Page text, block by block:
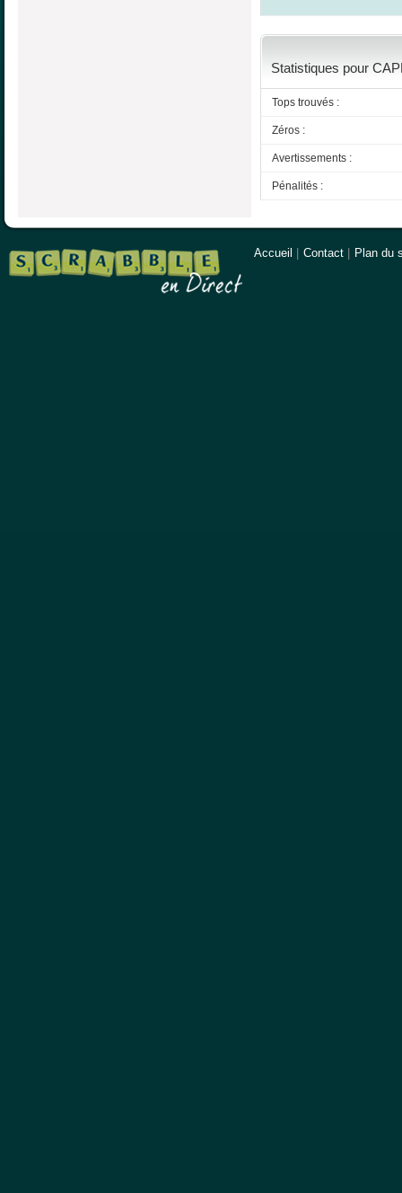
Statistiques pour
Tops trouvés :
Zéros :
Avertissements :
Pénalités :
Accueil Contact Plan du